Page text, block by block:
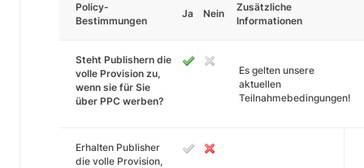
Policy-
Bestimmungen
Ja Nein
Zusätzliche
Informationen
Steht Publishern die
volle Provision zu,
wenn sie für Sie
über PPC werben?
Es gelten unsere
aktuellen
Teilnahmebedingungen!
Erhalten Publisher
die volle Provision,